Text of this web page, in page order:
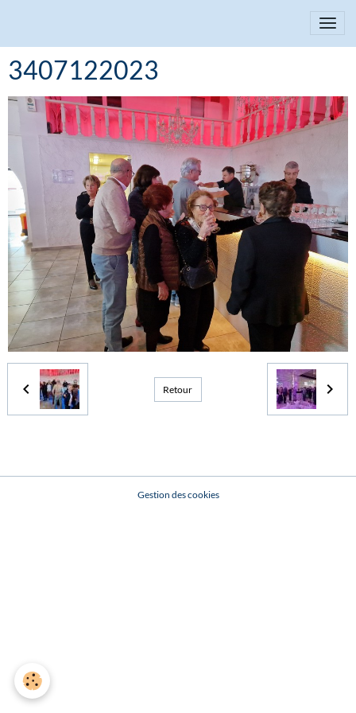
3407122023
Retour
Gestion des cookies